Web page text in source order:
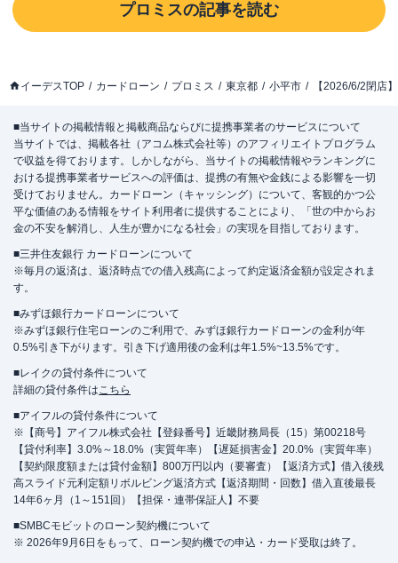
プロミスの記事を読む
イーデスTOP カードローン プロミス 東京都 小平市 【2026/6/2閉店
■当サイトの掲載情報と掲載商品ならびに提携事業者のサービスについて
当サイトでは、掲載各社（アコム株式会社等）のアフィリエイトプログラム
で収益を得ております。しかしながら、当サイトの掲載情報やランキングに
おける提携事業者サービスへの評価は、提携の有無や金銭による影響を一切
受けておりません。カードローン（キャッシング）について、客観的かつ公
平な価値のある情報をサイト利用者に提供することにより、「世の中からお
金の不安を解消し、人生が豊かになる社会」の実現を目指しております。
■三井住友銀行 カードローンについて
※毎月の返済は、返済時点での借入残高によって約定返済金額が設定されま
す。
■みずほ銀行カードローンについて
※みずほ銀行住宅ローンのご利用で、みずほ銀行カードローンの金利が年
0.5%引き下がります。引き下げ適用後の金利は年1.5%~13.5%です。
■レイクの貸付条件について
詳細の貸付条件はこちら
■アイフルの貸付条件について
※【商号】アイフル株式会社【登録番号】近畿財務局長（15）第00218号
【貸付利率】3.0%～18.0%（実質年率）【遅延損害金】20.0%（実質年率）
【契約限度額または貸付金額】800万円以内（要審査）【返済方式】借入後残
高スライド元利定額リボルビング返済方式【返済期間・回数】借入直後最長
14年6ヶ月（1～151回）【担保・連帯保証人】不要
■SMBCモビットのローン契約機について
※ 2026年9月6日をもって、ローン契約機での申込・カード受取は終了。